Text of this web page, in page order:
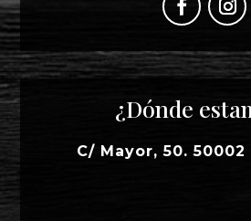
¿Dónde
C/ Mayor, 50.